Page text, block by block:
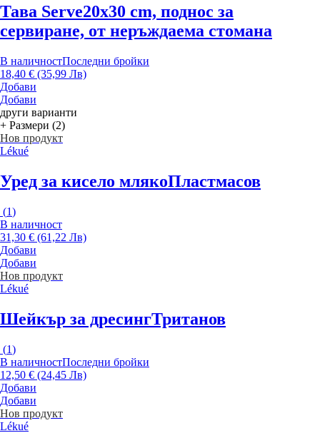
Тава Serve20x30 cm, поднос за
сервиране, от неръждаема стомана
В наличностПоследни бройки
18,40 € (35,99 Лв)
Добави
Добави
други варианти
+ Размери (2)
Нов продукт
Lékué
Уред за кисело млякоПластмасов
(1)
В наличност
31,30 € (61,22 Лв)
Добави
Добави
Нов продукт
Lékué
Шейкър за дресингТританов
(1)
В наличностПоследни бройки
12,50 € (24,45 Лв)
Добави
Добави
Нов продукт
Lékué